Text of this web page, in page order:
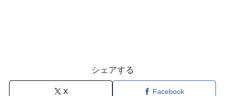
シェアする
X Facebook